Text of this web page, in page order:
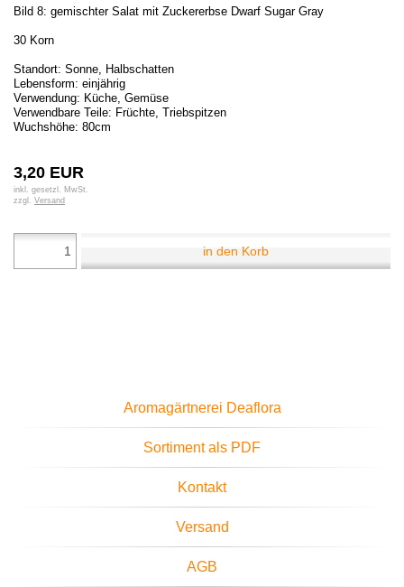
Bild 8: gemischter Salat mit Zuckererbse Dwarf Sugar Gray
30 Korn
Standort: Sonne, Halbschatten
Lebensform: einjährig
Verwendung: Küche, Gemüse
Verwendbare Teile: Früchte, Triebspitzen
Wuchshöhe: 80cm
3,20 EUR
inkl. gesetzl. MwSt.
zzgl. Versand
in den Korb
Aromagärtnerei Deaflora
Sortiment als PDF
Kontakt
Versand
AGB